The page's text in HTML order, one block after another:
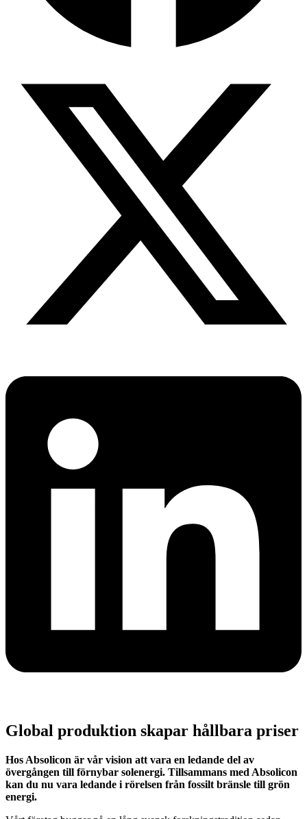
Global produktion skapar hållbara priser
Hos Absolicon är vår vision att vara en ledande del av
övergången till förnybar solenergi. Tillsammans med Absolicon
kan du nu vara ledande i rörelsen från fossilt bränsle till grön
energi.